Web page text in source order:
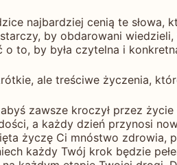
najbardziej cenią te
by obdarowani
to, by była czytelna i
ale treściwe życzenia,
zawsze kroczył przez
a każdy dzień przynosi
życzę Ci mnóstwo zdrowia,
każdy Twój krok będzie